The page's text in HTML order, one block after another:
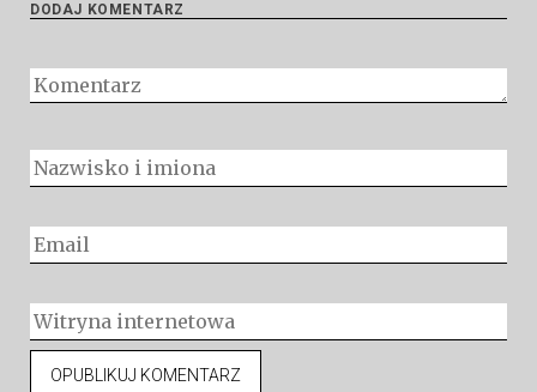
DODAJ KOMENTARZ